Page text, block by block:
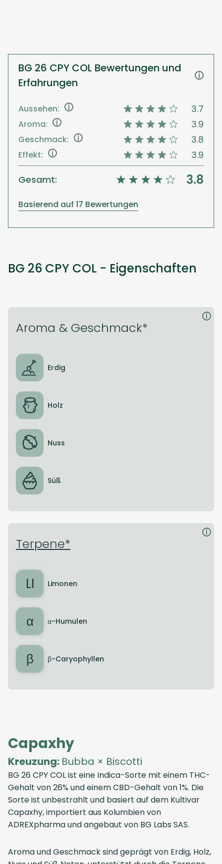
BG 26 CPY COL Bewertungen und
Erfahrungen
i
Aussehen: i 3.7
Aroma: i 3.9
Geschmack: i 3.8
Effekt: i
3.9
Gesamt:
3.8
Basierend auf 17 Bewertungen
BG 26 CPY COL - Eigenschaften
Aroma & Geschmack*
i
Erdig
Holz
Nuss
Süß
Terpene*
i
LI Limonen
α α-Humulen
β β-Caryophyllen
Capaxhy
Kreuzung: Bubba × Biscotti
BG 26 CPY COList eine Indica-Sorte mit einem THC-
Gehalt von 26% und einem CBD-Gehalt von 1%. Die
Sorte ist unbestrahlt und basiert auf dem Kultivar
Capaxhy, importiert aus Kolumbienvon
ADREXpharmaund angebaut von BG Labs SAS.
Aroma und Geschmack sind geprägt von Erdig, Holz,